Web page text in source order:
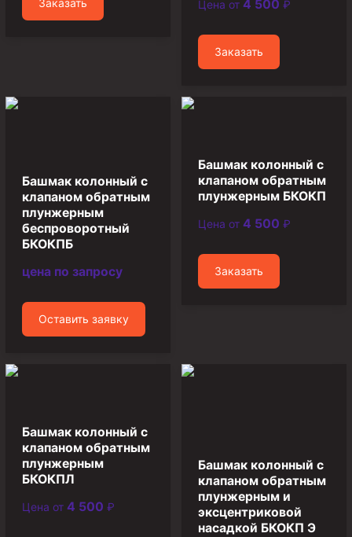
Системы верхнего привода (СВП)
Циркуляционные системы и оборудование для
приготовления и очистки бурового раствора
Технологическая оснастка обсадных колонн
Патрубки цементировочные ПЦ
Краны шаровые КШЗ
Головки цементировочные универсальные
Устройство экранирующее для цементирования
Кольца ограничительные ПЦ и ЦЦ
Клапаны обратные
Краны шаровые и пробковые
Муфты ступенчатого цементирования
Заказать Цена от 4 500 ₽
Заказать
Башмак колонный с
клапаном обратным
плунжерным
беспроворотный
БКОКПБ
цена по запросу
Оставить заявку
Башмак колонный с
клапаном обратным
плунжерным БКОКП
Цена от 4 500 ₽
Заказать
Башмак колонный с
клапаном обратным
плунжерным
БКОКПЛ
Цена от 4 500 ₽
Башмак колонный с
клапаном обратным
плунжерным и
эксцентриковой
насадкой БКОКП Э